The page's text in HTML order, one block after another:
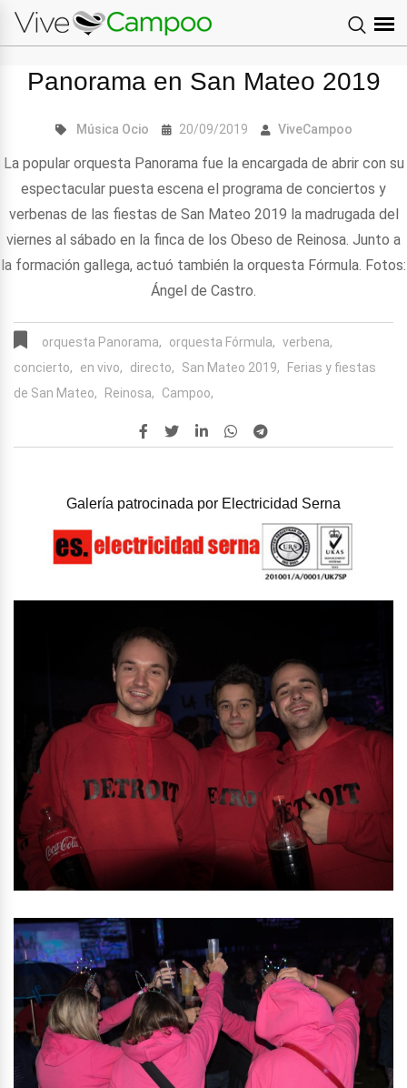
Panorama en San Mateo 2019
Música Ocio 20/09/2019 ViveCampoo
La popular orquesta Panorama fue la encargada de abrir con su
espectacular puesta escena el programa de conciertos y
verbenas de las fiestas de San Mateo 2019 la madrugada del
viernes al sábado en la finca de los Obeso de Reinosa. Junto a
la formación gallega, actuó también la orquesta Fórmula. Fotos:
Ángel de Castro.
orquesta Panorama, orquesta Fórmula, verbena,
concierto,
en vivo, directo, San Mateo 2019,
Ferias y fiestas
de San Mateo,
Reinosa, Campoo,
Galería patrocinada por Electricidad Serna